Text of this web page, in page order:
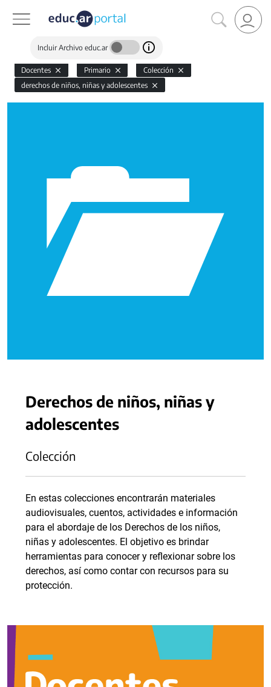
Incluir Archivo educ.ar
Docentes Primario
Colección
derechos de niños, niñas y adolescentes
Derechos de niños, niñas y
adolescentes
Colección
En estas colecciones encontrarán materiales
audiovisuales, cuentos, actividades e información
para el abordaje de los Derechos de los niños,
niñas y adolescentes. El objetivo es brindar
herramientas para conocer y reflexionar sobre los
derechos, así como contar con recursos para su
protección.